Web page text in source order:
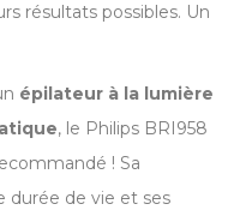
résultats possibles. Un
épilateur à la lumière
, le Philips BRI958
! Sa
durée de vie et ses